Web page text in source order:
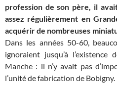
profession de son père, il
assez régulièrement en
acquérir de nombreuses
Dans les années 50-60,
ignoraient jusqu’à
Manche : il n’y avait pas
l’unité de fabrication de Bobigny.